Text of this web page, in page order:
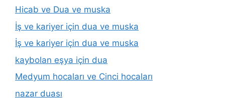
Hicab ve Dua ve muska
İş ve kariyer için dua ve muska
İş ve kariyer için dua ve muska
kaybolan eşya için dua
Medyum hocaları ve Cinci hocaları
nazar duası